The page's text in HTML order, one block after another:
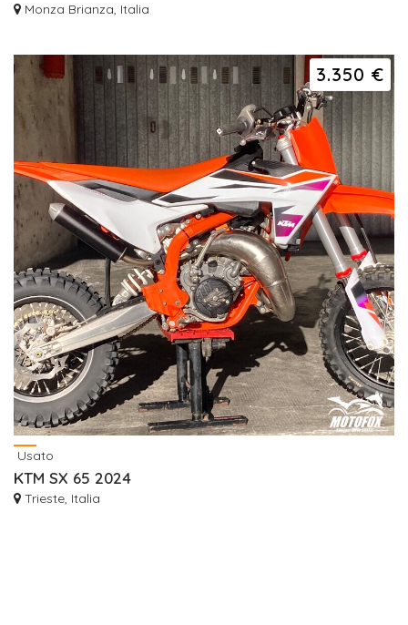
Monza Brianza, Italia
3.350 €
Usato
KTM SX 65 2024
Trieste, Italia